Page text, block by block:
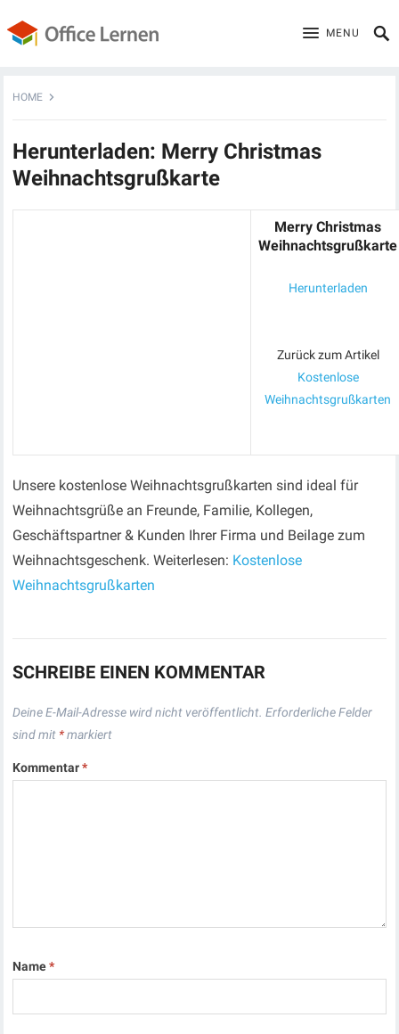
MENU
HOME
Herunterladen: Merry Christmas
Weihnachtsgrußkarte
Merry Christmas
Weihnachtsgrußkarte
Herunterladen
Zurück zum Artikel
Kostenlose
Weihnachtsgrußkarten
Unsere kostenlose Weihnachtsgrußkarten sind ideal für
Weihnachtsgrüße an Freunde, Familie, Kollegen,
Geschäftspartner & Kunden Ihrer Firma und Beilage zum
Weihnachtsgeschenk. Weiterlesen: Kostenlose
Weihnachtsgrußkarten
SCHREIBE EINEN KOMMENTAR
Deine E-Mail-Adresse wird nicht veröffentlicht. Erforderliche Felder
sind mit *markiert
Kommentar*
Name*